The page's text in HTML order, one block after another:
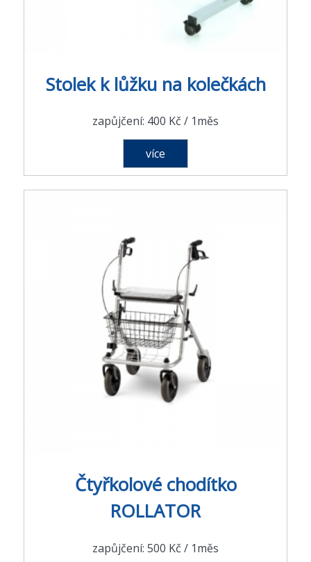
Stolek k lůžku na kolečkách
zapůjčení: 400 Kč / 1měs
více
Čtyřkolové chodítko
ROLLATOR
zapůjčení: 500 Kč / 1měs